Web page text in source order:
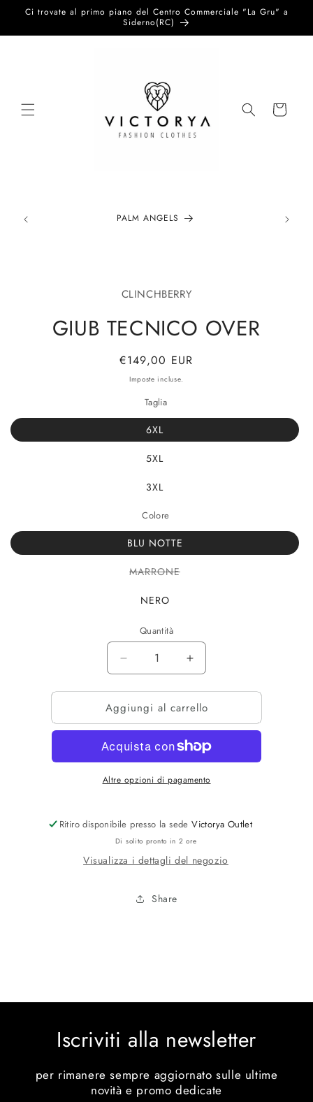
direttamente
Ci trovate al primo piano del Centro Commerciale "La Gru" a
Siderno(RC)
Carrello
PALM ANGELS
CLINCHBERRY
GIUB TECNICO OVER
Prezzo
di
€149,00 EUR
Imposte incluse.
Taglia
6XL
5XL
3XL
Colore
BLU NOTTE
MARRONEVariante
NERO
Quantità
Diminuisci
quantità
per
GIUB
TECNICO
Aumenta
quantità
per
GIUB
TECNICO
Aggiungi al carrello
Altre opzioni di pagamento
Ritiro disponibile presso la sedeVictorya Outlet
Di solito pronto in 2 ore
Visualizza i dettagli del negozio
Share
Iscriviti alla newsletter
per rimanere sempre aggiornato sulle ultime
novità e promo dedicate